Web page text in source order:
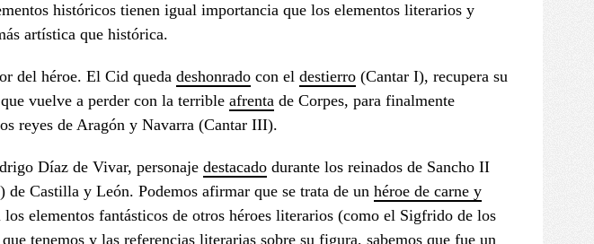
históricos tienen igual importancia que los elementos literarios y
artística que histórica.
del héroe. El Cid queda deshonrado con el destierro (Cantar I), recupera su
vuelve a perder con la terrible afrenta de Corpes, para finalmente
reyes de Aragón y Navarra (Cantar III).
Díaz de Vivar, personaje destacado durante los reinados de Sancho II
Castilla y León. Podemos afirmar que se trata de un héroe de carne y
los elementos fantásticos de otros héroes literarios (como el Sigfrido de los
tenemos y las referencias literarias sobre su figura, sabemos que fue un